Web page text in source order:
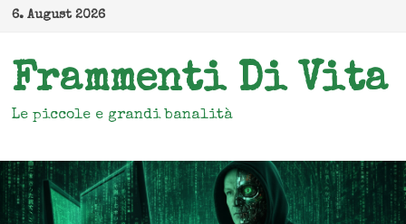
Zum
springen
6. August 2026
Frammenti Di Vita
Le piccole e grandi banalità